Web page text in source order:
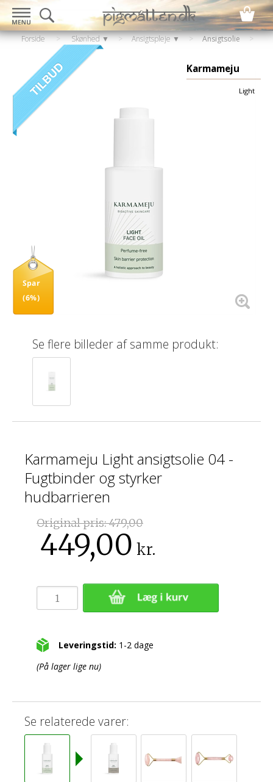
Forside > Skønhed ▼ > Ansigtspleje ▼ > Ansigtsolie
Karmameju
Light
Spar
(6%)
Se flere billeder af samme produkt:
Karmameju Light ansigtsolie 04 -
Fugtbinder og styrker
hudbarrieren
Original pris:479,00
449,00 kr.
Leveringstid: 1-2 dage
(På lager lige nu)
Se relaterede varer: